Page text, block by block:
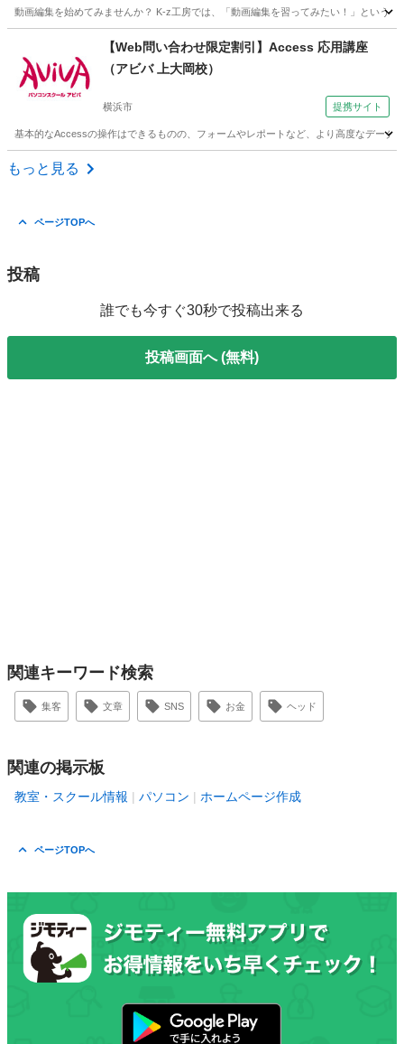
動画編集を始めてみませんか？ K-z工房では、「動画編集を習ってみたい！」という
相模原市 小田急相模原駅 その他
【Web問い合わせ限定割引】Access 応用講座
（アビバ 上大岡校）
横浜市 提携サイト
基本的なAccessの操作はできるものの、フォームやレポートなど、より高度なデー
神奈川 横浜市
もっと見る
ページTOPへ
投稿
誰でも今すぐ30秒で投稿出来る
投稿画面へ (無料)
関連キーワード検索
集客 文章 SNS お金 ヘッド
関連の掲示板
教室・スクール情報 パソコン ホームページ作成
ページTOPへ